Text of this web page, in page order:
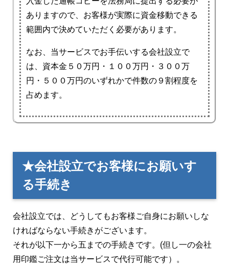
ありますので、お客様が実際に資金移動できる
範囲内で決めていただく必要があります。
なお、当サービスでお手伝いする会社設立で
は、資本金５０万円・１００万円・３００万
円・５００万円のいずれかで件数の９割程度を
占めます。
★会社設立でお客様にお願いす
る手続き
会社設立では、どうしてもお客様ご自身にお願いしな
ければならない手続きがございます。
それが以下一から五までの手続きです。(但し一の会社
用印鑑ご注文は当サービスで代行可能です）。